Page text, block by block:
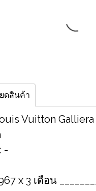
ดสินค้า
Vuitton
-
x 3 เดือน